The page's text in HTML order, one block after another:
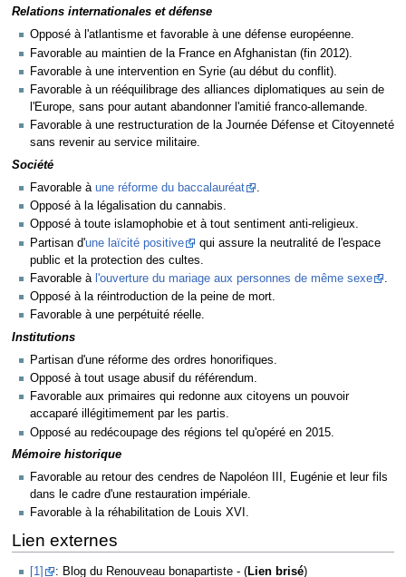
Relations internationales et défense
Opposé à l'atlantisme et favorable à une défense européenne.
Favorable au maintien de la France en Afghanistan (fin 2012).
Favorable à une intervention en Syrie (au début du conflit).
Favorable à un rééquilibrage des alliances diplomatiques au sein de
l'Europe, sans pour autant abandonner l'amitié franco-allemande.
Favorable à une restructuration de la Journée Défense et Citoyenneté
sans revenir au service militaire.
Société
Favorable à une réforme du baccalauréat
.
Opposé à la légalisation du cannabis.
Opposé à toute islamophobie et à tout sentiment anti-religieux.
Partisan d'une laïcité positive
qui assure la neutralité de l'espace
public et la protection des cultes.
Favorable à l'ouverture du mariage aux personnes de même sexe
.
Opposé à la réintroduction de la peine de mort.
Favorable à une perpétuité réelle.
Institutions
Partisan d'une réforme des ordres honorifiques.
Opposé à tout usage abusif du référendum.
Favorable aux primaires qui redonne aux citoyens un pouvoir
accaparé illégitimement par les partis.
Opposé au redécoupage des régions tel qu'opéré en 2015.
Mémoire historique
Favorable au retour des cendres de Napoléon III, Eugénie et leur fils
dans le cadre d'une restauration impériale.
Favorable à la réhabilitation de Louis XVI.
Lien externes
[1] : Blog du Renouveau bonapartiste - (Lien brisé)